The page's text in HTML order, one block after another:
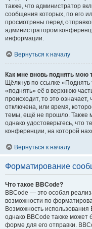
также, что администратор
сообщения которых, по его
просмотрены перед
администратором
информации.
Вернуться к началу
Как мне вновь поднять мою
Щёлкнув по ссылке
«поднять» её в верхнюю
происходит, то это
отключена, или время,
темы, ещё не прошло. Также
однако удостоверьтесь, что
конференции, на которой
Вернуться к началу
Форматирование
Что такое BBCode?
BBCode — это особая
возможности по
Возможность
однако BBCode также может
форме для его отправки.